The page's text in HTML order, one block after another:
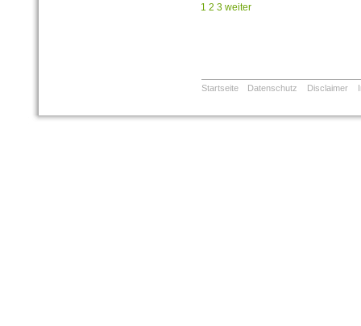
1 2 3 weiter
Startseite Datenschutz Disclaimer